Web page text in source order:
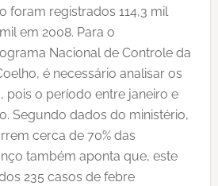
foram registrados 114,3 mil
em 2008. Para o
Nacional de Controle da
é necessário analisar os
pois o período entre janeiro e
Segundo dados do ministério,
cerca de 70% das
também aponta que, este
235 casos de febre